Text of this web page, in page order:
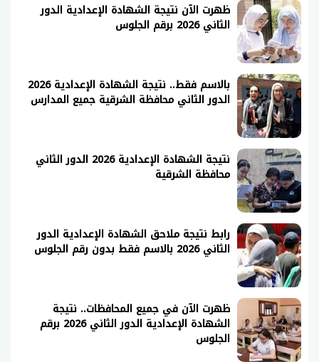
ظهرت الآن نتيجة الشهادة الإعدادية الدور
الثاني 2026 برقم الجلوس
بالاسم فقط.. نتيجة الشهادة الإعدادية 2026
الدور الثاني محافظة الشرقية جميع المدارس
نتيجة الشهادة الإعدادية 2026 الدور الثاني
محافظة الشرقية
رابط نتيجة ملاحق الشهادة الإعدادية الدور
الثاني 2026 بالاسم فقط بدون رقم الجلوس
ظهرت الآن في جميع المحافظات.. نتيجة
الشهادة الإعدادية الدور الثاني 2026 برقم
الجلوس